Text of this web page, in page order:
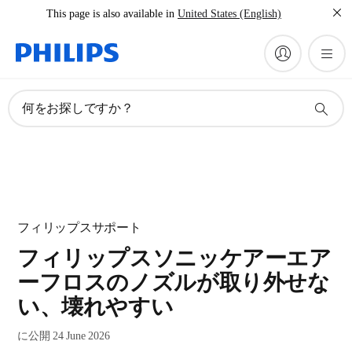
This page is also available in United States (English)
何をお探しですか？
フィリップスサポート
フィリップスソニッケアーエア
ーフロスのノズルが取り外せな
い、壊れやすい
に公開 24 June 2026